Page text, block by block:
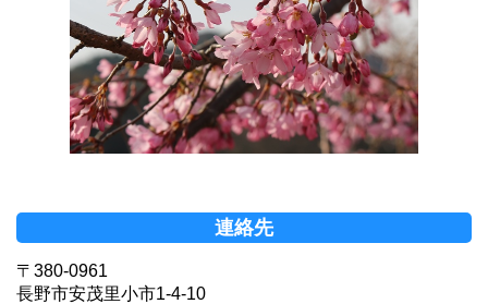
連絡先
〒380-0961
長野市安茂里小市1-4-10